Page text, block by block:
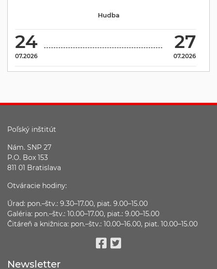
24
07.2026
27
07.2026
Hudba
Poľský inštitút
Nám. SNP 27
P.O. Box 153
811 01 Bratislava
Otváracie hodiny:
Úrad: pon.–štv.: 9.30–17.00, piat. 9.00–15.00
Galéria: pon.–štv.: 10.00–17.00, piat.: 9.00–15.00
Čitáreň a knižnica: pon.–štv.: 10.00–16.00, piat. 10.00–15.00
Newsletter